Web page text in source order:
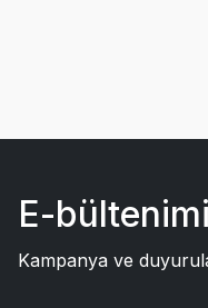
E-
Kampanya ve